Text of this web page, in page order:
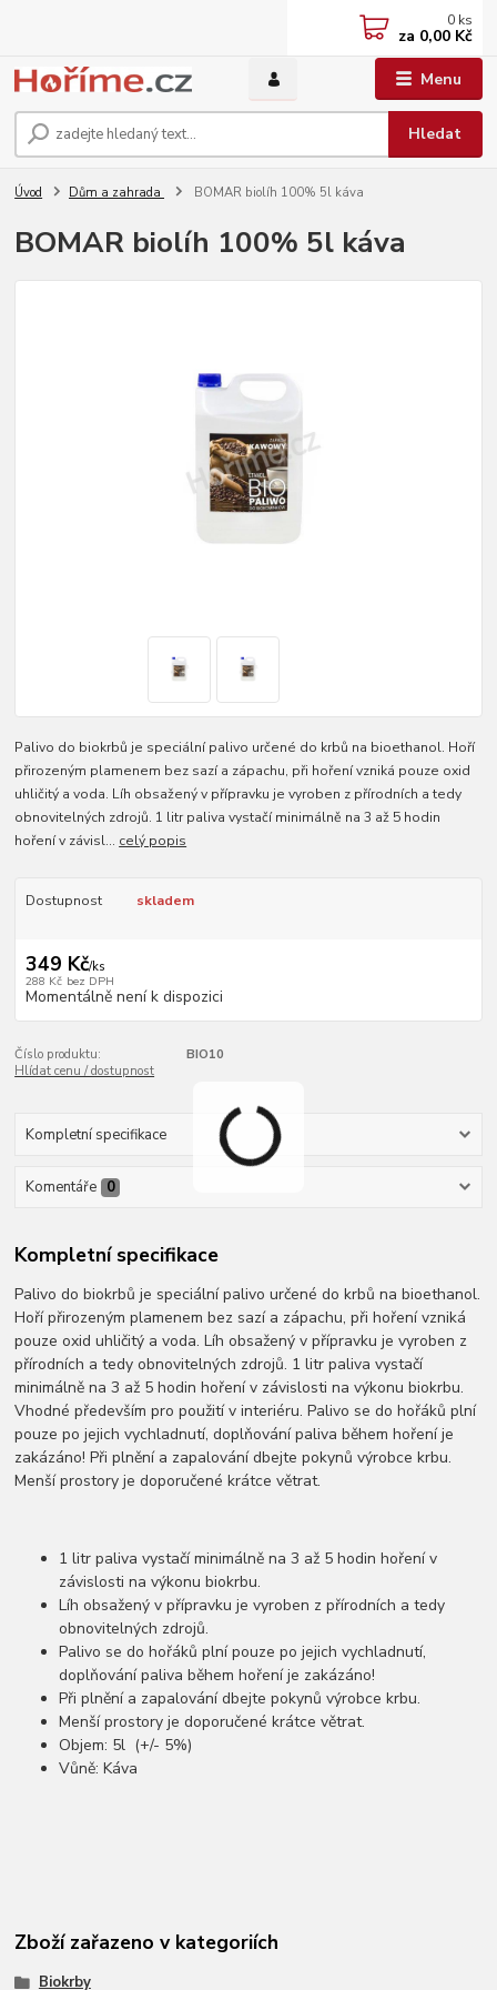
Menu
Hledat
0 ks
za 0,00 Kč
Úvod Dům a zahrada BOMAR biolíh 100% 5l káva
BOMAR biolíh 100% 5l káva
Palivo do biokrbů je speciální palivo určené do krbů na bioethanol. Hoří
přirozeným plamenem bez sazí a zápachu, při hoření vzniká pouze oxid
uhličitý a voda. Líh obsažený v přípravku je vyroben z přírodních a tedy
obnovitelných zdrojů. 1 litr paliva vystačí minimálně na 3 až 5 hodin
hoření v závisl... celý popis
Dostupnost skladem
349 Kč/ks
288 Kč bez DPH
Momentálně není k dispozici
Číslo produktu:
BIO10
Hlídat cenu / dostupnost
Kompletní specifikace
Komentáře 0
Kompletní specifikace
Palivo do biokrbů je speciální palivo určené do krbů na bioethanol.
Hoří přirozeným plamenem bez sazí a zápachu, při hoření vzniká
pouze oxid uhličitý a voda. Líh obsažený v přípravku je vyroben z
přírodních a tedy obnovitelných zdrojů. 1 litr paliva vystačí
minimálně na 3 až 5 hodin hoření v závislosti na výkonu biokrbu.
Vhodné především pro použití v interiéru. Palivo se do hořáků plní
pouze po jejich vychladnutí, doplňování paliva během hoření je
zakázáno! Při plnění a zapalování dbejte pokynů výrobce krbu.
Menší prostory je doporučené krátce větrat.
1 litr paliva vystačí minimálně na 3 až 5 hodin hoření v
závislosti na výkonu biokrbu.
Líh obsažený v přípravku je vyroben z přírodních a tedy
obnovitelných zdrojů.
Palivo se do hořáků plní pouze po jejich vychladnutí,
doplňování paliva během hoření je zakázáno!
Při plnění a zapalování dbejte pokynů výrobce krbu.
Menší prostory je doporučené krátce větrat.
Objem: 5l (+/- 5%)
Vůně: Káva
Zboží zařazeno v kategoriích
Biokrby